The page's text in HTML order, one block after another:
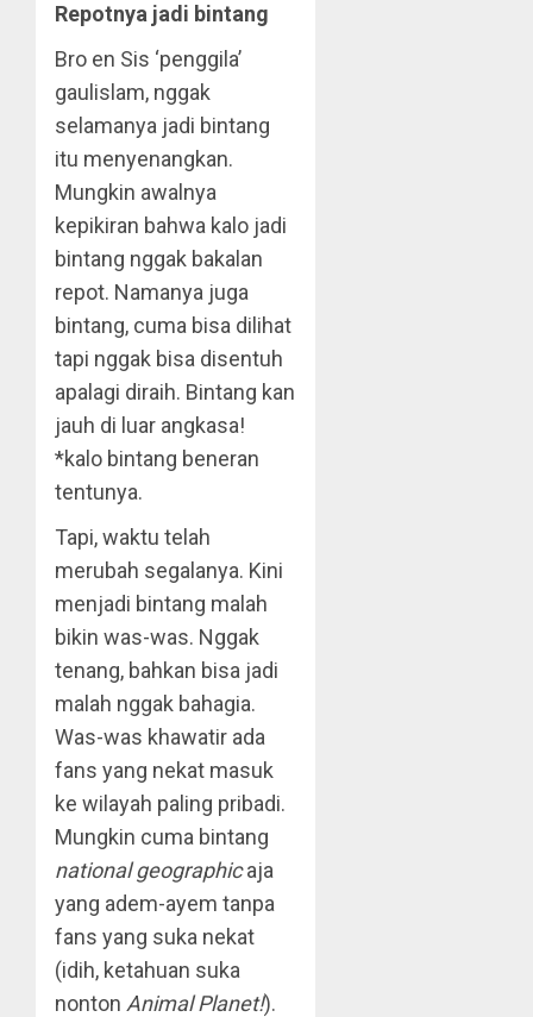
Repotnya jadi bintang
Bro en Sis ‘penggila’
gaulislam, nggak
selamanya jadi bintang
itu menyenangkan.
Mungkin awalnya
kepikiran bahwa kalo jadi
bintang nggak bakalan
repot. Namanya juga
bintang, cuma bisa dilihat
tapi nggak bisa disentuh
apalagi diraih. Bintang kan
jauh di luar angkasa!
*kalo bintang beneran
tentunya.
Tapi, waktu telah
merubah segalanya. Kini
menjadi bintang malah
bikin was-was. Nggak
tenang, bahkan bisa jadi
malah nggak bahagia.
Was-was khawatir ada
fans yang nekat masuk
ke wilayah paling pribadi.
Mungkin cuma bintang
national geographicaja
yang adem-ayem tanpa
fans yang suka nekat
(idih, ketahuan suka
nonton Animal Planet!).